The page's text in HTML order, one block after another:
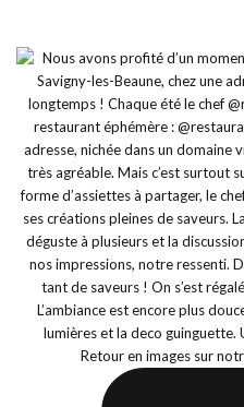
Retour en images sur